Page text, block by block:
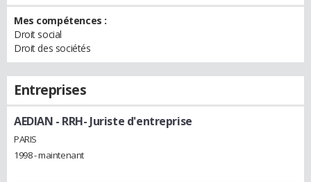
Mes compétences :
Droit social
Droit des sociétés
Entreprises
AEDIAN - RRH- Juriste d'entreprise
PARIS
1998 - maintenant